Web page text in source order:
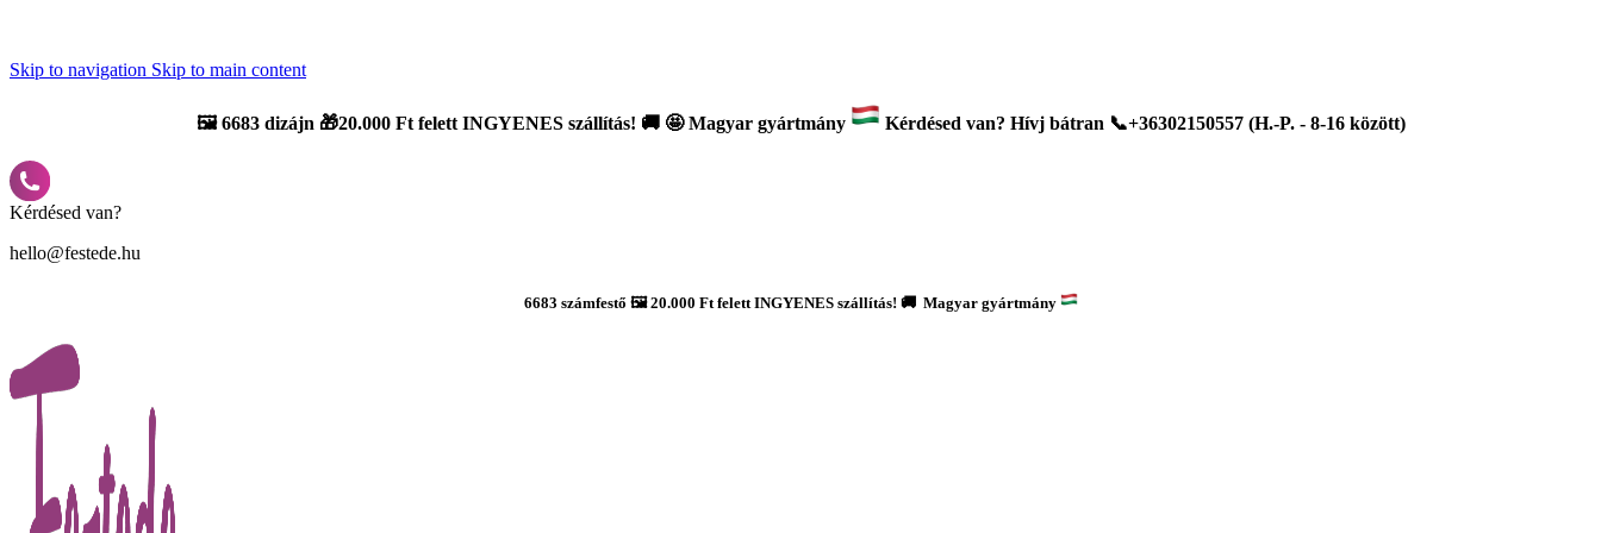
Skip to navigation Skip to main content
🖼️6683 dizájn 🎁20.000 Ft felett INGYENES szállítás! 🚚 🤩 Magyar gyártmány Kérdésed van? Hívj bátran 📞+36302150557 (H.-P. - 8-16 között)
Kérdésed van?
hello@festede.hu
6683 számfestő 🖼️ 20.000 Ft felett INGYENES szállítás! 🚚 Magyar gyártmány